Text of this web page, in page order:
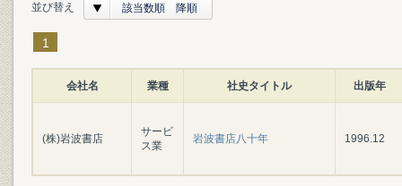
並び替え 該当数順 降順
1
会社名 業種 社史タイトル 出版年
(株)岩波書店
サービ
ス業
岩波書店八十年 1996.12